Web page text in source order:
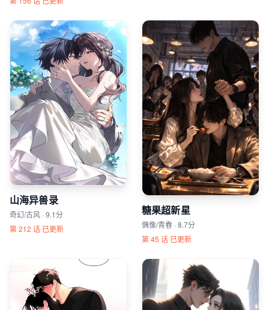
山海异兽录
奇幻/古风 · 9.1分
第 212 话 已更新
糖果超新星
偶像/青春 · 8.7分
第 45 话 已更新